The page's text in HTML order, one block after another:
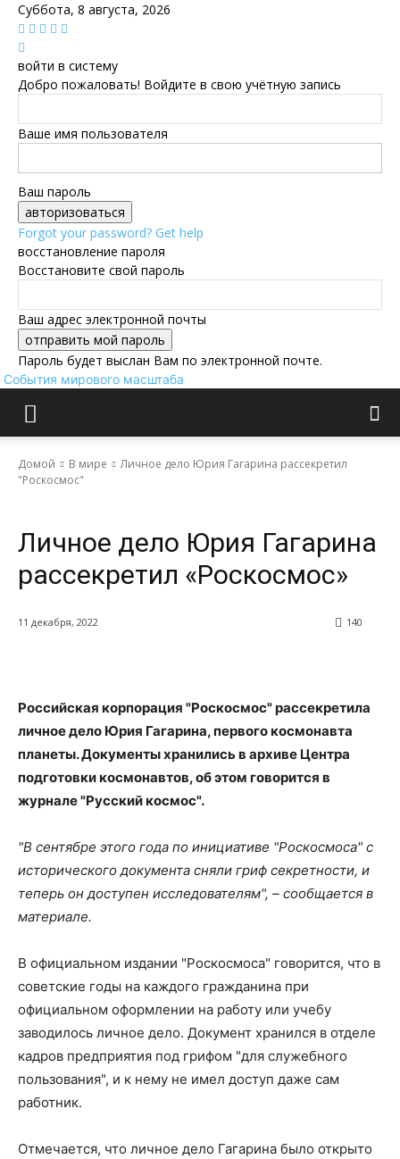
Суббота, 8 августа, 2026
войти в систему
Добро пожаловать! Войдите в свою учётную запись
Ваше имя пользователя
Ваш пароль
Forgot your password? Get help
восстановление пароля
Восстановите свой пароль
Ваш адрес электронной почты
Пароль будет выслан Вам по электронной почте.
События мирового масштаба
Домой В мире
Личное дело Юрия Гагарина рассекретил
"Роскосмос"
Личное дело Юрия Гагарина
рассекретил «Роскосмос»
11 декабря, 2022 140
Российская корпорация "Роскосмос" рассекретила
личное дело Юрия Гагарина, первого космонавта
планеты. Документы хранились в архиве Центра
подготовки космонавтов, об этом говорится в
журнале "Русский космос".
"В сентябре этого года по инициативе "Роскосмоса" с
исторического документа сняли гриф секретности, и
теперь он доступен исследователям", – сообщается в
материале.
В официальном издании "Роскосмоса" говорится, что в
советские годы на каждого гражданина при
официальном оформлении на работу или учебу
заводилось личное дело. Документ хранился в отделе
кадров предприятия под грифом "для служебного
пользования", и к нему не имел доступ даже сам
работник.
Отмечается, что личное дело Гагарина было открыто